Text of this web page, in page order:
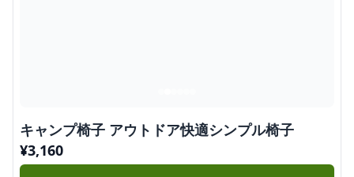
キャンプ椅子 アウトドア快適シンプル椅子
¥3,160